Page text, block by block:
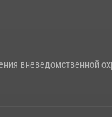
вневедомственной